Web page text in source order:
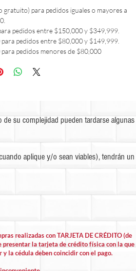
gratuito) para pedidos iguales o mayores a
pedidos entre $150,000 y $349,999.
pedidos entre $80,000 y $149,999.
pedidos menores de $80,000
su complejidad pueden tardarse algunas
aplique y/o sean viables), tendrán un
realizadas con TARJETA DE CRÉDITO (de
la tarjeta de crédito física con la que
la cédula deben coincidir con el pago.